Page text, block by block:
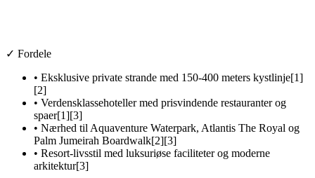
✓ Fordele
• Eksklusive private strande med 150-400 meters kystlinje[1]
[2]
• Verdensklassehoteller med prisvindende restauranter og
spaer[1][3]
• Nærhed til Aquaventure Waterpark, Atlantis The Royal og
Palm Jumeirah Boardwalk[2][3]
• Resort-livsstil med luksuriøse faciliteter og moderne
arkitektur[3]